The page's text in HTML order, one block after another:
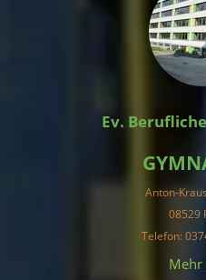
Ev.
Anton-
08529
Telefon:
Mehr